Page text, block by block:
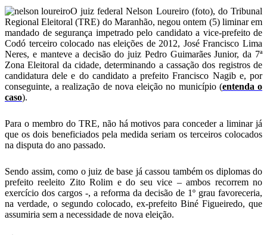
Telegram
O juiz federal Nelson Loureiro (foto), do Tribunal
Regional Eleitoral (TRE) do Maranhão, negou ontem (5) liminar em
mandado de segurança impetrado pelo candidato a vice-prefeito de
Codó terceiro colocado nas eleições de 2012, José Francisco Lima
Neres, e manteve a decisão do juiz Pedro Guimarães Junior, da 7ª
Zona Eleitoral da cidade, determinando a cassação dos registros de
candidatura dele e do candidato a prefeito Francisco Nagib e, por
conseguinte, a realização de nova eleição no município (entenda o
caso).
Para o membro do TRE, não há motivos para conceder a liminar já
que os dois beneficiados pela medida seriam os terceiros colocados
na disputa do ano passado.
Sendo assim, como o juiz de base já cassou também os diplomas do
prefeito reeleito Zito Rolim e do seu vice – ambos recorrem no
exercício dos cargos -, a reforma da decisão de 1º grau favoreceria,
na verdade, o segundo colocado, ex-prefeito Biné Figueiredo, que
assumiria sem a necessidade de nova eleição.